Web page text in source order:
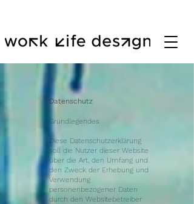
Datenschutz
Grundlegendes
Diese Datenschutzerklärung
soll die Nutzer dieser Website
über die Art, den Umfang und
den Zweck der Erhebung und
Verwendung
personenbezogener Daten
durch den Websitebetreiber